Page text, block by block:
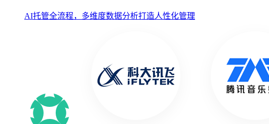
AI托管全流程，多维度数据分析打造人性化管理